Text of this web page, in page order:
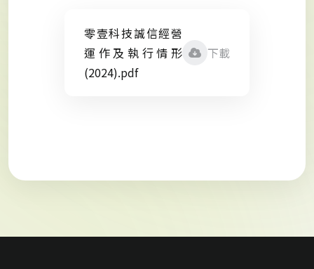
零壹科技誠信經營
運作及執行情形
(2024).pdf
下載